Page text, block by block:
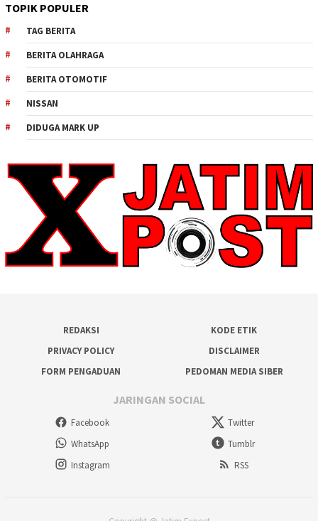
TOPIK POPULER
TAG BERITA
BERITA OLAHRAGA
BERITA OTOMOTIF
NISSAN
DIDUGA MARK UP
REDAKSI
KODE ETIK
PRIVACY POLICY
DISCLAIMER
FORM PENGADUAN
PEDOMAN MEDIA SIBER
JARINGAN SOCIAL
Facebook
Twitter
WhatsApp
Tumblr
Instagram
RSS